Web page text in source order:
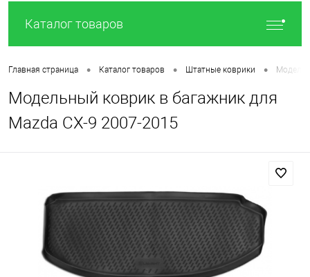
Каталог товаров
Главная страница • Каталог товаров • Штатные коврики •
Модельный коврик в багажник для
Mazda CX-9 2007-2015